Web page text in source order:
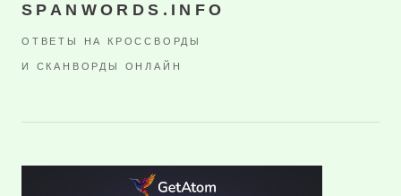
SPANWORDS.INFO
ОТВЕТЫ НА КРОССВОРДЫ
И СКАНВОРДЫ ОНЛАЙН